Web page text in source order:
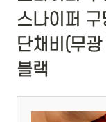
스나이퍼
단채비(무
블랙